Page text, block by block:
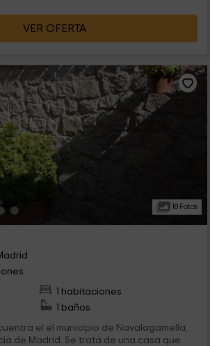
VER OFERTA
18 Fotos
1 habitaciones
1 baños
el el municipio de Navalagamella,
de Madrid. Se trata de una casa que